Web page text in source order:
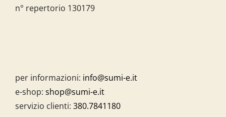
n° repertorio 130179
per informazioni: info@sumi-e.it
e-shop: shop@sumi-e.it
servizio clienti: 380.7841180